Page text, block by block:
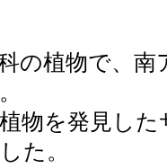
の植物で、南
物を発見した
た。